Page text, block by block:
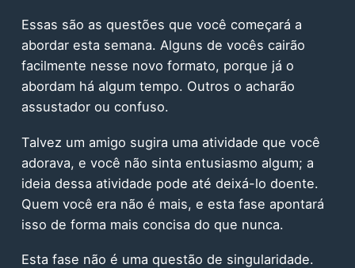
Essas são as questões que você começará a
abordar esta semana. Alguns de vocês cairão
facilmente nesse novo formato, porque já o
abordam há algum tempo. Outros o acharão
assustador ou confuso.
Talvez um amigo sugira uma atividade que você
adorava, e você não sinta entusiasmo algum; a
ideia dessa atividade pode até deixá-lo doente.
Quem você era não é mais, e esta fase apontará
isso de forma mais concisa do que nunca.
Esta fase não é uma questão de singularidade.